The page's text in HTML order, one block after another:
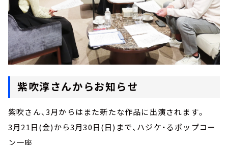
紫吹淳さんからお知らせ
紫吹さん、3月からはまた新たな作品に出演されます。
3月21日(金)から3月30日(日)まで、ハジケ・るポップコー
ン一座